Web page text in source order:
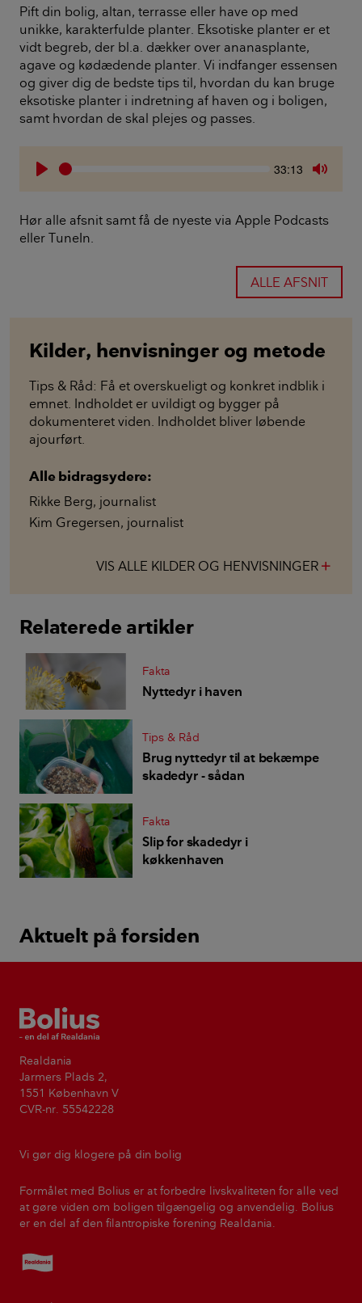
Pift din bolig, altan, terrasse eller have op med
unikke, karakterfulde planter. Eksotiske planter er et
vidt begreb, der bl.a. dækker over ananasplante,
agave og kødædende planter. Vi indfanger essensen
og giver dig de bedste tips til, hvordan du kan bruge
eksotiske planter i indretning af haven og i boligen,
samt hvordan de skal plejes og passes.
Current
33:13
Hør alle afsnit samt få de nyeste via Apple Podcasts
eller TuneIn.
ALLE AFSNIT
Kilder, henvisninger og metode
Tips & Råd: Få et overskueligt og konkret indblik i
emnet. Indholdet er uvildigt og bygger på
dokumenteret viden. Indholdet bliver løbende
ajourført.
Alle bidragsydere:
Rikke Berg, journalist
Kim Gregersen, journalist
VIS ALLE KILDER OG HENVISNINGER
Relaterede artikler
Fakta
Nyttedyr i haven
Tips & Råd
Brug nyttedyr til at bekæmpe
skadedyr - sådan
Fakta
Slip for skadedyr i
køkkenhaven
Aktuelt på forsiden
Bolius
Realdania
Jarmers Plads 2,
1551 København V
CVR-nr. 55542228
Vi gør dig klogere på din bolig
Formålet med Bolius er at forbedre livskvaliteten for alle ved
at gøre viden om boligen tilgængelig og anvendelig. Bolius
er en del af den filantropiske forening Realdania.
Realdania